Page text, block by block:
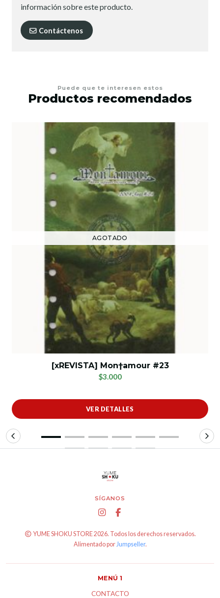
información sobre este producto.
Contáctenos
Puede que te interesen estos
Productos recomendados
AGOTADO
[xREVISTA] Mon†amour #23
$3.000
VER DETALLES
SÍGANOS
YUME SHOKU STORE 2026. Todos los derechos reservados.
Alimentado porJumpseller.
MENÚ 1
CONTACTO